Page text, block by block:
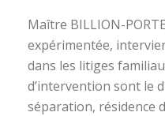
Maître BILLION-
expérimentée,
dans les litiges
d’intervention sont le
séparation, résidence